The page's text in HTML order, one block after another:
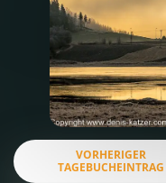
VORHERIGER
TAGEBUCHEINTRAG